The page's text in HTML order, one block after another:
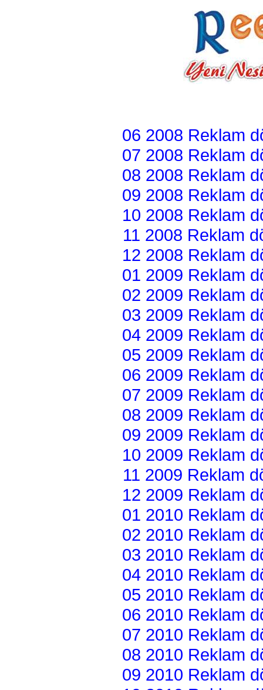
06 2008 Reklam
07 2008 Reklam
08 2008 Reklam
09 2008 Reklam
10 2008 Reklam
11 2008 Reklam
12 2008 Reklam
01 2009 Reklam
02 2009 Reklam
03 2009 Reklam
04 2009 Reklam
05 2009 Reklam
06 2009 Reklam
07 2009 Reklam
08 2009 Reklam
09 2009 Reklam
10 2009 Reklam
11 2009 Reklam
12 2009 Reklam
01 2010 Reklam
02 2010 Reklam
03 2010 Reklam
04 2010 Reklam
05 2010 Reklam
06 2010 Reklam
07 2010 Reklam
08 2010 Reklam
09 2010 Reklam